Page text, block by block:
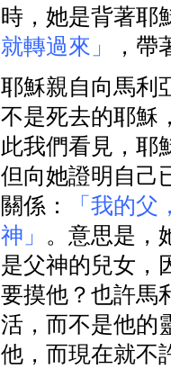
時，她是背著耶
就轉過來」
，
耶穌親自向馬利
不是死去的耶穌
此我們看見，耶
但向她證明自己
關係：
「我的
神」 。意思是，
是父神的兒女，
要摸他？也許馬
活，而不是他的
他，而現在就不